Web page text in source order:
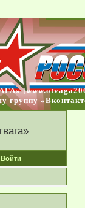
группу
Войти